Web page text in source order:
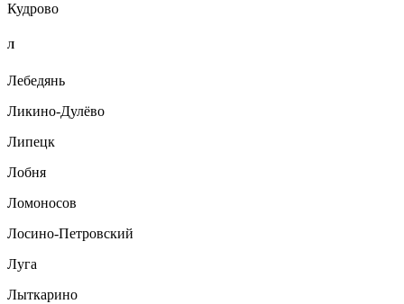
Кудрово
Л
Лебедянь
Ликино-Дулёво
Липецк
Лобня
Ломоносов
Лосино-Петровский
Луга
Лыткарино